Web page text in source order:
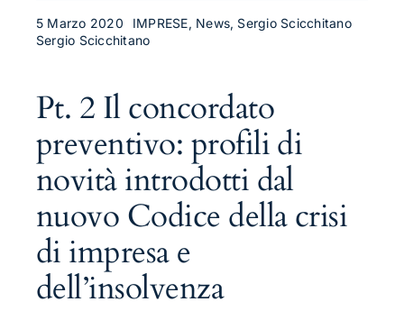
5 Marzo 2020
IMPRESE, News, Sergio Scicchitano
Sergio Scicchitano
Pt. 2 Il concordato
preventivo: profili di
novità introdotti dal
nuovo Codice della crisi
di impresa e
dell’insolvenza